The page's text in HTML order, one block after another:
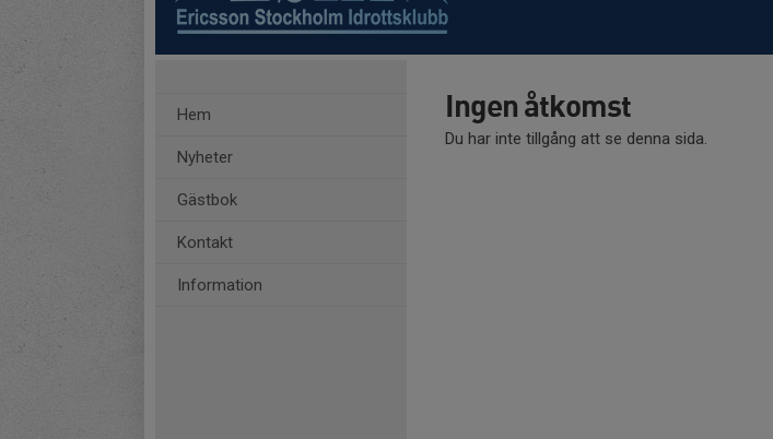
Hem
Nyheter
Gästbok
Kontakt
Information
Ingen åtkomst
Du har inte tillgång att se denna sida.